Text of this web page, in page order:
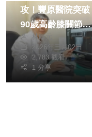
攻！豐原醫院突破
90歲高齡膝關節置
換手術難關
林獻元
2026年三月02日
2,783 觀看
1 分享